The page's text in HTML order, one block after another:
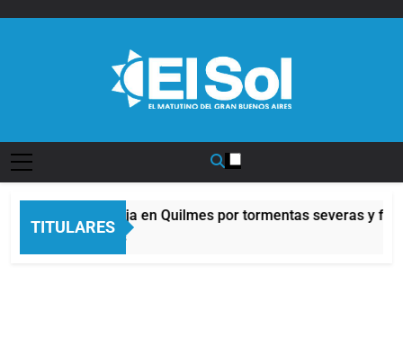
TITULARES
Alerta naranja en Quilmes por tormentas severas y
43 Minutos Atrás